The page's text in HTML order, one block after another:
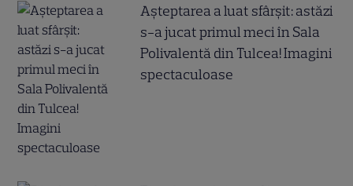
Așteptarea a luat sfârșit: astăzi
s-a jucat primul meci în Sala
Polivalentă din Tulcea! Imagini
spectaculoase